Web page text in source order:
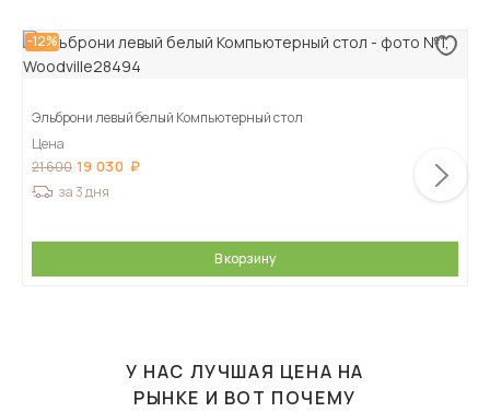
-12%
Эльброни левый белый Компьютерный стол
Цена
21 600 19 030
за 3 дня
В корзину
У НАС ЛУЧШАЯ ЦЕНА НА
РЫНКЕ И ВОТ ПОЧЕМУ